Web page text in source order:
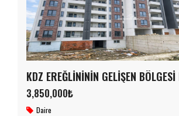
3,850,000₺
Daire